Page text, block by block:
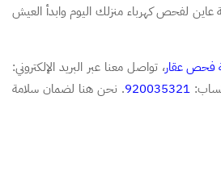
عاين لفحص كهرباء منزلك اليوم وابدأ العيش
فحص عقار، تواصل معنا عبر البريد الإلكتروني:
920035321. نحن هنا لضمان سلامة